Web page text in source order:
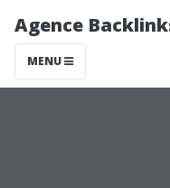
Agence
MENU